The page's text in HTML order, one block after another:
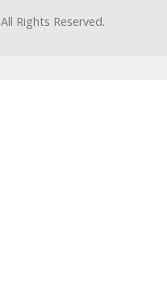
All Rights Reserved.